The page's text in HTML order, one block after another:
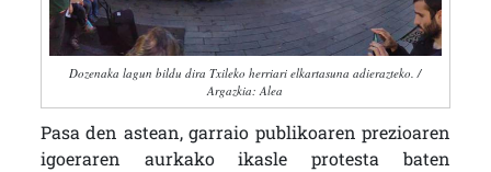
Dozenaka lagun bildu dira Txileko herriari elkartasuna adierazteko. /
Argazkia: Alea
Pasa den astean, garraio publikoaren prezioaren
igoeraren aurkako ikasle protesta baten